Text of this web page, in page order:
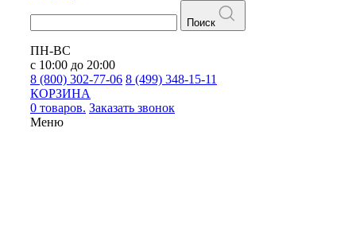
Поиск
ПН-ВС
с 10:00 до 20:00
8 (800) 302-77-06 8 (499) 348-15-11
КОРЗИНА
0 товаров. Заказать звонок
Меню